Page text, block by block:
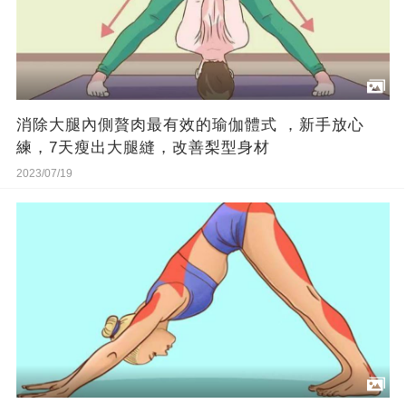
消除大腿內側贅肉最有效的瑜伽體式 ，新手放心
練，7天瘦出大腿縫，改善梨型身材
2023/07/19